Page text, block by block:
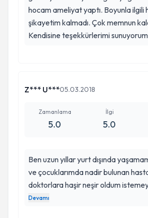
hocam ameliyat yaptı. Boyunla ilgili
şikayetim kalmadı. Çok memnun
Kendisine teşekkürlerimi
Z*** U***05.03.2018
Zamanlama
5.0
İlgi
5.0
Ben uzun yıllar yurt dışında
ve çocuklarımda nadir bulunan
doktorlara haşir neşir oldum
Saffet Erk beye çok teşekkür
ve kendi adıma ikimizide sağlığına
Devamı